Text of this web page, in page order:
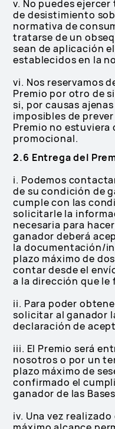
v. No puedes
de desistimiento
normativa de
tratarse de un
sean de aplicación
establecidos en la
vi. Nos reservamos
Premio por otro de
si, por causas
imposibles de
Premio no
promocional.
2.6 Entrega del
i. Podemos
de su condición de
cumple con las
solicitarle la
necesaria para
ganador deberá
la documentación/
plazo máximo de
contar desde el
a la dirección que le
ii. Para poder
solicitar al ganador
declaración de
iii. El Premio será
nosotros o por un
plazo máximo de
confirmado el
ganador de las
iv. Una vez